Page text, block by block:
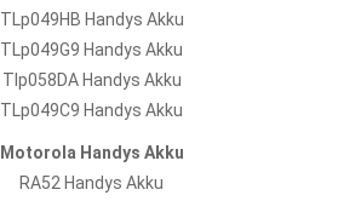
TLp049HB Handys Akku
TLp049G9 Handys Akku
Tlp058DA Handys Akku
TLp049C9 Handys Akku
Motorola Handys Akku
RA52 Handys Akku